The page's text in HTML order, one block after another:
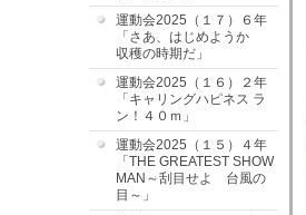
運動会2025（１７）６年
「さあ、はじめようか
収穫の時期だ」
運動会2025（１６）２年
「キャリングハピネス ラ
ン！４０ｍ」
運動会2025（１５）４年
「THE GREATEST SHOW
MAN～刮目せよ 台風の
目～」